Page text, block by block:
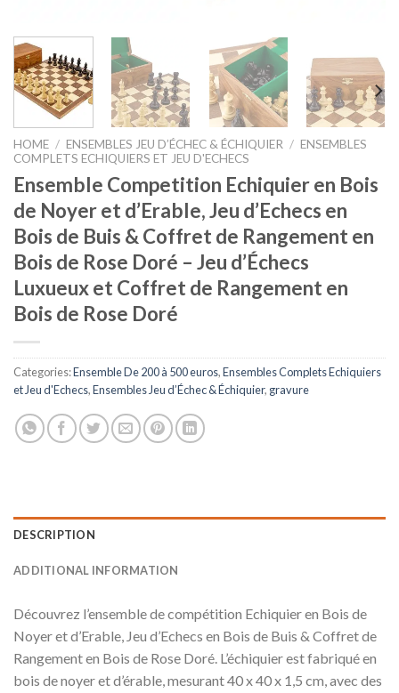
HOME / ENSEMBLES JEU D’ÉCHEC & ÉCHIQUIER / ENSEMBLES
COMPLETS ECHIQUIERS ET JEU D'ECHECS
Ensemble Competition Echiquier en Bois
de Noyer et d’Erable, Jeu d’Echecs en
Bois de Buis & Coffret de Rangement en
Bois de Rose Doré – Jeu d’Échecs
Luxueux et Coffret de Rangement en
Bois de Rose Doré
Categories:Ensemble De 200 à 500 euros,Ensembles Complets Echiquiers
et Jeu d'Echecs,Ensembles Jeu d’Échec & Échiquier, gravure
DESCRIPTION
ADDITIONAL INFORMATION
Découvrez l’ensemble de compétition Echiquier en Bois de
Noyer et d’Erable, Jeu d’Echecs en Bois de Buis & Coffret de
Rangement en Bois de Rose Doré. L’échiquier est fabriqué en
bois de noyer et d’érable, mesurant 40 x 40 x 1,5 cm, avec des